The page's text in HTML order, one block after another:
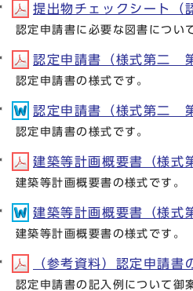
提出物チェックシート
認定申請書に必要な図書につい
認定申請書（様式第二
認定申請書の様式です。
認定申請書（様式第二
認定申請書の様式です。
建築等計画概要書（様
建築等計画概要書の様式です。
建築等計画概要書（様
建築等計画概要書の様式です。
（参考資料）認定申請
認定申請書の記入例について御